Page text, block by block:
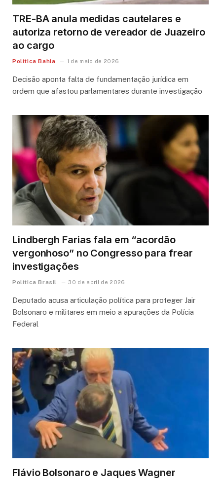
TRE-BA anula medidas cautelares e
autoriza retorno de vereador de Juazeiro
ao cargo
Política Bahia 1 de maio de 2026
Decisão aponta falta de fundamentação jurídica em
ordem que afastou parlamentares durante investigação
Lindbergh Farias fala em “acordão
vergonhoso” no Congresso para frear
investigações
Política Brasil 30 de abril de 2026
Deputado acusa articulação política para proteger Jair
Bolsonaro e militares em meio a apurações da Polícia
Federal
Flávio Bolsonaro e Jaques Wagner